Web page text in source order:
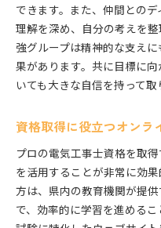
できます。また、仲間との
理解を深め、自分の考えを
強グループは精神的な支え
果があります。共に目標に
いても大きな自信を持って取
資格取得に役立つオンラ
プロの電気工事士資格を取
を活用することが非常に効
方は、県内の教育機関が提
で、効率的に学習を進める